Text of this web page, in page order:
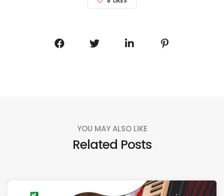
YOU MAY ALSO LIKE
Related Posts